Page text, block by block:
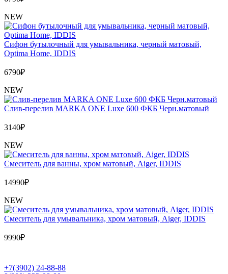
NEW
Сифон бутылочный для умывальника, черный матовый,
Optima Home, IDDIS
6790₽
NEW
Слив-перелив MARKA ONE Luxe 600 ФКБ Черн.матовый
3140₽
NEW
Cмеситель для ванны, хром матовый, Aiger, IDDIS
14990₽
NEW
Cмеситель для умывальника, хром матовый, Aiger, IDDIS
9990₽
+7(3902) 24-88-88